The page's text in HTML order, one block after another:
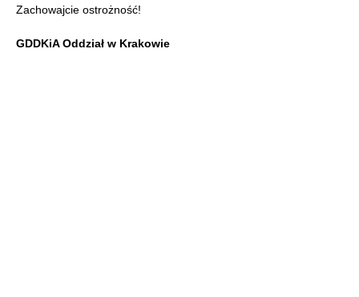
Zachowajcie ostrożność!
GDDKiA Oddział w Krakowie